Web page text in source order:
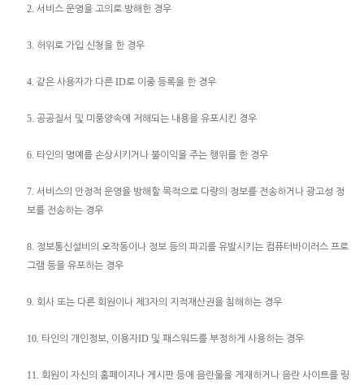
2.서비스 운영을 고의로 방해한 경우
3. 허위로 가입 신청을 한 경우
4.같은 사용자가 다른ID로 이중 등록을 한 경우
5.공공질서 및 미풍양속에 저해되는 내용을 유포시킨 경우
6. 타인의 명예를 손상시키거나 불이익을 주는 행위를 한 경우
7.서비스의 안정적 운영을 방해할 목적으로 다량의 정보를 전송하거나 광고성 정
보를 전송하는 경우
8. 정보통신설비의 오작동이나 정보 등의 파괴를 유발시키는 컴퓨터바이러스 프로
그램 등을 유포하는 경우
9.회사 또는 다른 회원이나 제3자의 지적재산권을 침해하는 경우
10. 타인의 개인정보, 이용자ID 및 패스워드를 부정하게 사용하는 경우
11.회원이 자신의 홈페이지나 게시판 등에 음란물을 게재하거나 음란 사이트를 링